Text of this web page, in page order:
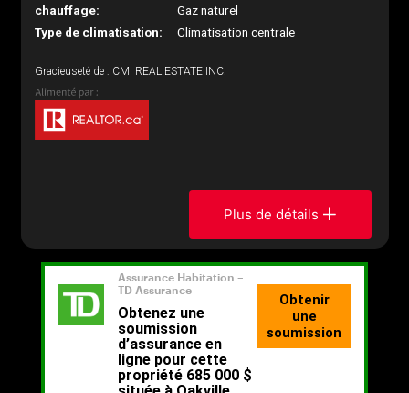
chauffage:
Gaz naturel
Type de climatisation:
Climatisation centrale
Gracieuseté de : CMI REAL ESTATE INC.
Plus de détails